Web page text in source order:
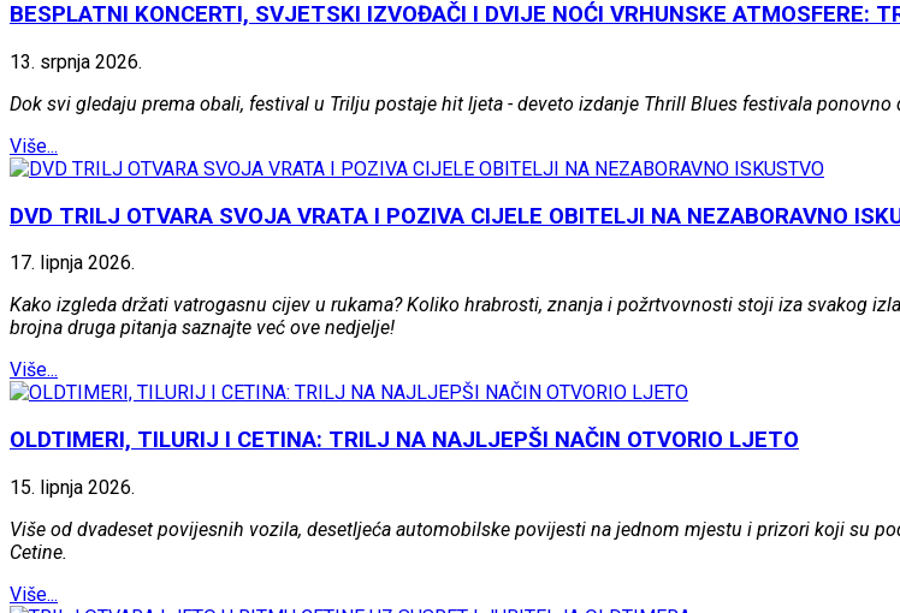
BESPLATNI KONCERTI, SVJETSKI IZVOĐAČI I DVIJE NOĆI VRHUNSKE ATMOSFERE:
13. srpnja 2026.
Dok svi gledaju prema obali, festival u Trilju postaje hit ljeta - deveto izdanje Thrill Blues festivala
Više...
DVD TRILJ OTVARA SVOJA VRATA I POZIVA CIJELE OBITELJI NA NEZABORAVNO
17. lipnja 2026.
Kako izgleda držati vatrogasnu cijev u rukama? Koliko hrabrosti, znanja i požrtvovnosti stoji iza svakog
brojna druga pitanja saznajte već ove nedjelje!
Više...
OLDTIMERI, TILURIJ I CETINA: TRILJ NA NAJLJEPŠI NAČIN OTVORIO LJETO
15. lipnja 2026.
Više od dvadeset povijesnih vozila, desetljeća automobilske povijesti na jednom mjestu i prizori koji su
Cetine.
Više...